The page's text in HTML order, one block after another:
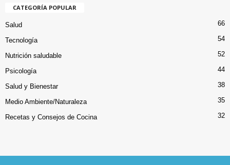
CATEGORÍA POPULAR
Salud 66
Tecnología 54
Nutrición saludable 52
Psicología 44
Salud y Bienestar 38
Medio Ambiente/Naturaleza 35
Recetas y Consejos de Cocina 32